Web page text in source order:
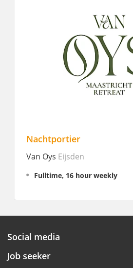
Nachtportier
Van Oys Eijsden
Fulltime, 16 hour weekly
Social media
Job seeker